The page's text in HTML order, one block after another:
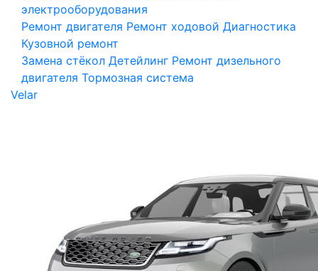
электрооборудования
Ремонт двигателя Ремонт ходовой Диагностика
Кузовной ремонт
Замена стёкол Детейлинг Ремонт дизельного
двигателя Тормозная система
Velar